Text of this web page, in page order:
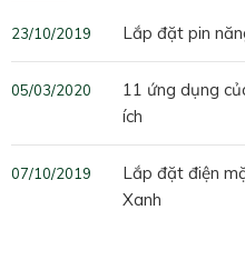
Lắp đặt pin
23/10/2019
11 ứng dụng
ích
05/03/2020
Lắp đặt điện
Xanh
07/10/2019